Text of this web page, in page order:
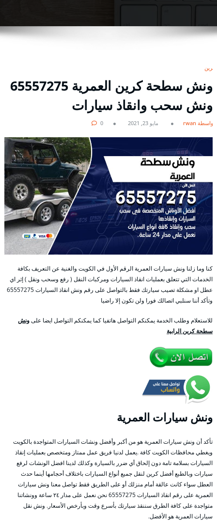
كرين
ونش سطحة كرين العمرية 65557275
ونش سحب وانقاذ سيارات
بواسطة rwan مايو 23, 2021 0
كنا وما زلنا ونش سيارات العمرية الرقم الأول في الكويت والغنية عن التعريف بكافة
الخدمات التي تتعلق بعمليات انقاذ السيارات ومركبات النقل ( رفع وسحب ونقل ) إثر اي
عطل او مشكلة تصيب سيارتك فقط بالتواصل على رقم ونش انقاذ السيارات 65557275
وتأكد أننا سنلبي اتصالك فورا ولن تكون إلا راضيا
للاستعلام وطلب الخدمة يمكنكم التواصل هاتفيا كما يمكنكم التواصل ايضا علىونش
سطحة كرين الرابية
ونش سيارات العمرية
تأكد أن ونش سيارات العمرية هو من أكبر وأفضل ونشات السيارات المتواجدة بالكويت
ويغطي محافظات الكويت كافة .يعمل لدنيا فريق عمل ممتاز ومتخصص بعمليات إنقاذ
السيارات بسلامة تامة دون إلحاق أي ضرر بالسيارة وكذلك لدينا افضل الونشات لرفع
سيارات وبالطبع أفضل كرين لنقل جميع أنواع السيارات باختلاف أحجامها أينما حدث
العطل سواء كانت عالقة أمام منزلك أو على الطريق فقط تواصل معنا ونش سيارات
العمرية على رقم انقاذ السيارات 65557275 نحن نعمل على مدار ٢٤ ساعة وونشاتنا
متواجدة على كافة الطرق سننقذ سيارتك بأسرع وقت وبأرخص الأسعار. ونش نقل
سيارات العمرية هو الأفضل.